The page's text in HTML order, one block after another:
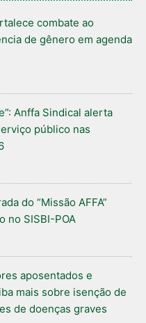
combate ao
de gênero em agenda
Anffa Sindical alerta
público nas
do “Missão AFFA”
no SISBI-POA
aposentados e
mais sobre isenção de
de doenças graves